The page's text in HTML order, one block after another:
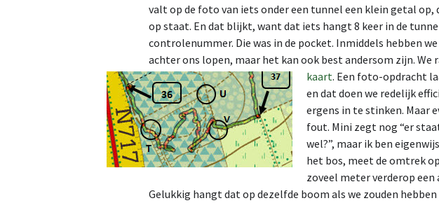
valt op de foto van iets onder een tunnel een klein getal op,
op staat. En dat blijkt, want dat iets hangt 8 keer in de
controlenummer. Die was in de pocket. Inmiddels hebben
achter ons lopen, maar het kan ook best andersom zijn. We
kaart. Een foto-opdracht
en dat doen we redelijk
ergens in te stinken. Maar
fout. Mini zegt nog “er
wel?”, maar ik ben
het bos, meet de omtrek
zoveel meter verderop
Gelukkig hangt dat op dezelfde boom als we zouden